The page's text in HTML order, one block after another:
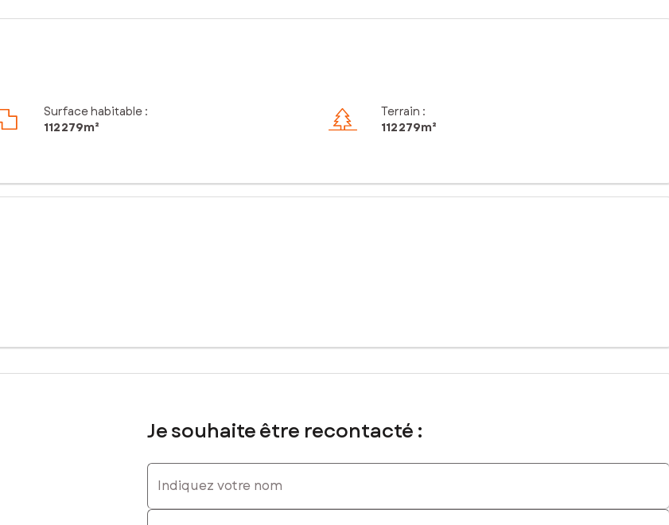
Surface habitable :
112 279m²
Terrain :
112 279m²
agrémenté par un bois, représente une opportunité unique pour les projets agricoles ou forestiers. Son étendue
des investisseurs à la recherche d'un lieu propice à la réalisation de projets ruraux d'envergure.
E-mail : vanessa.vougo@safti.fr - EI - Agent commercial immatriculé au RSAC de Auch sous le numéro 984 105 072
Je souhaite être recontacté :
Indiquez votre nom
Indiquez votre prénom